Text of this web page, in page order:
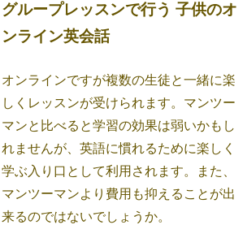
グループレッスンで行う 子供のオ
ンライン英会話
オンラインですが複数の生徒と一緒に楽
しくレッスンが受けられます。マンツー
マンと比べると学習の効果は弱いかもし
れませんが、英語に慣れるために楽しく
学ぶ入り口として利用されます。また、
マンツーマンより費用も抑えることが出
来るのではないでしょうか。